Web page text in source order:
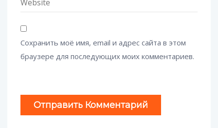
Сохранить моё имя, email и адрес сайта в этом
браузере для последующих моих комментариев.